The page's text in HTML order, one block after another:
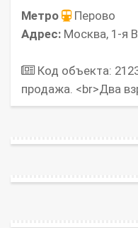
Метро
Перово
Адрес: Москва, 1-я
Код объекта:
продажа. <br>Два